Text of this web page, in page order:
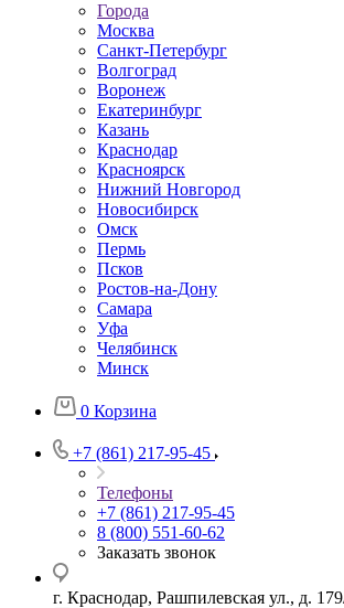
Города
Москва
Санкт-Петербург
Волгоград
Воронеж
Екатеринбург
Казань
Краснодар
Красноярск
Нижний Новгород
Новосибирск
Омск
Пермь
Псков
Ростов-на-Дону
Самара
Уфа
Челябинск
Минск
0 Корзина
+7 (861) 217-95-45
Телефоны
+7 (861) 217-95-45
8 (800) 551-60-62
Заказать звонок
г. Краснодар, Рашпилевская ул., д.